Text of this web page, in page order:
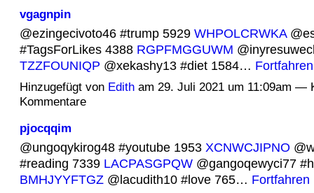
vgagnpin
@ezingecivoto46 #trump 5929 WHPOLCRWKA
#TagsForLikes 4388 RGPFMGGUWM
TZZFOUNIQP @xekashy13 #diet 1584… Fortfahren
Hinzugefügt von Editham 29. Juli 2021 um 11:09am —
Kommentare
pjocqqim
@ungoqykirog48 #youtube 1953 XCNWCJIPNO
#reading 7339 LACPASGPQW@gangoqewyci77
BMHJYYFTGZ@lacudith10 #love 765… Fortfahren